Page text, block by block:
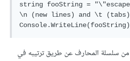
string fooString =
\n (new lines) and \t
سلسلة المحارف عن طريق ترتيبه في